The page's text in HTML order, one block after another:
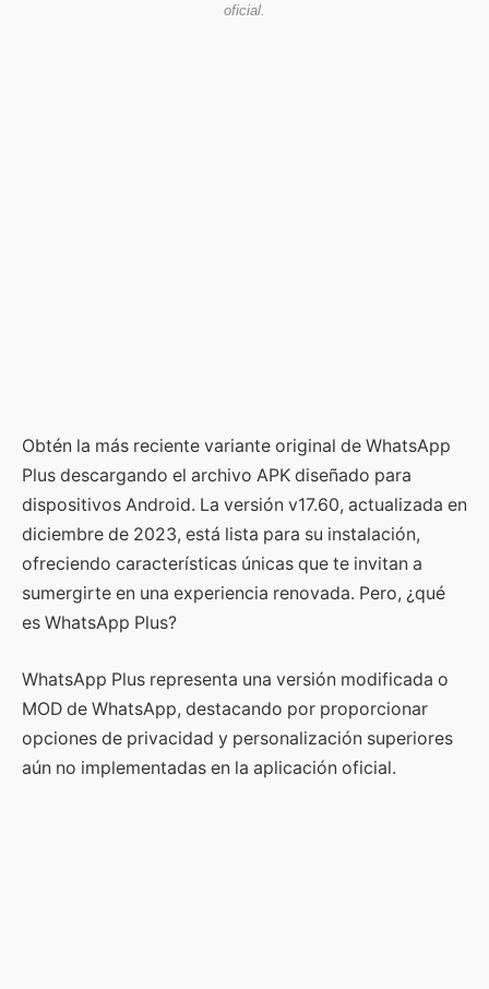
oficial.
Obtén la más reciente variante original de WhatsApp
Plus descargando el archivo APK diseñado para
dispositivos Android. La versión v17.60, actualizada en
diciembre de 2023, está lista para su instalación,
ofreciendo características únicas que te invitan a
sumergirte en una experiencia renovada. Pero, ¿qué
es WhatsApp Plus?
WhatsApp Plus representa una versión modificada o
MOD de WhatsApp, destacando por proporcionar
opciones de privacidad y personalización superiores
aún no implementadas en la aplicación oficial.